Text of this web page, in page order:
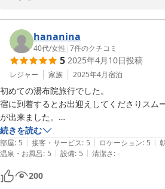
ごゆっくりとおくつろぎいただけた様で
また「湯布院に行くと言うよりこの宿に
た」とのお言葉まで頂戴し嬉しい限りでご
またお会いできますよう、努めてまいり
た際はお立ち寄りくださいませ。
それではスタッフ一同またのお越しを心
ます。
2025-05-12
hananina
40代/女性 |7件のクチコミ
5 2025年4月10日投稿
レジャー 家族 2025年4月宿泊
初めての湯布院旅行でした。
宿に到着するとお出迎えしてくださりスム
が出来ました。
お宿の空間がとても素敵でびっくりしたの
した。ウェルカムスイーツのカヌレがあり
事。夕食、朝食もバランスがよく申し分な
的に静かな空間で部屋の温泉にはいったり
スタッフの方々は笑顔で丁寧な接客でした。
続きを読む
部屋: 5 | 接客・サービス: 5 | ロケーション: 5 |
温泉・お風呂: 5 | 設備: 5 | 清潔さ: -
200